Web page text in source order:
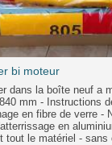
bi moteur
dans la boîte neuf a
mm - Instructions
en fibre de verre -
en
tout le matériel - sans